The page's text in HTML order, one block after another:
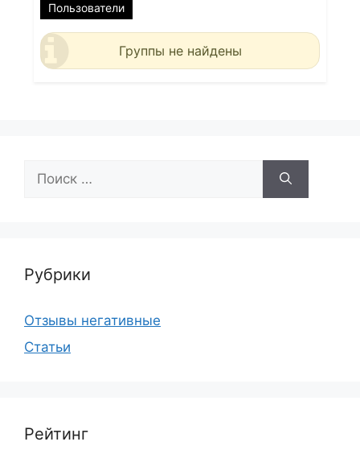
Пользователи
Группы не найдены
Рубрики
Отзывы негативные
Статьи
Рейтинг